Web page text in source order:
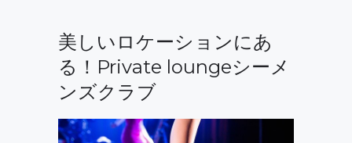
美しいロケーションにあ
る！Private loungeシーメ
ンズクラブ